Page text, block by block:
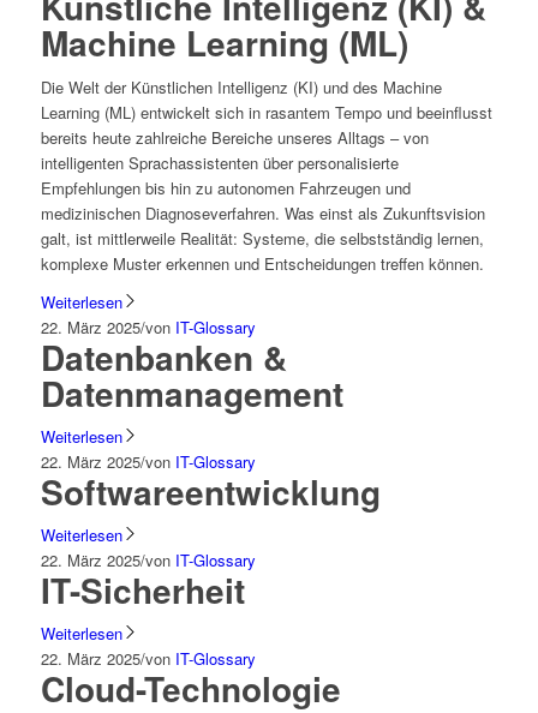
Machine Learning (ML)
Die Welt der Künstlichen Intelligenz (KI) und des Machine
Learning (ML) entwickelt sich in rasantem Tempo und beeinflusst
bereits heute zahlreiche Bereiche unseres Alltags – von
intelligenten Sprachassistenten über personalisierte
Empfehlungen bis hin zu autonomen Fahrzeugen und
medizinischen Diagnoseverfahren. Was einst als Zukunftsvision
galt, ist mittlerweile Realität: Systeme, die selbstständig lernen,
komplexe Muster erkennen und Entscheidungen treffen können.
Weiterlesen
22. März 2025/von IT-Glossary
Datenbanken &
Datenmanagement
Weiterlesen
22. März 2025/von IT-Glossary
Softwareentwicklung
Weiterlesen
22. März 2025/von IT-Glossary
IT-Sicherheit
Weiterlesen
22. März 2025/von IT-Glossary
Cloud-Technologie